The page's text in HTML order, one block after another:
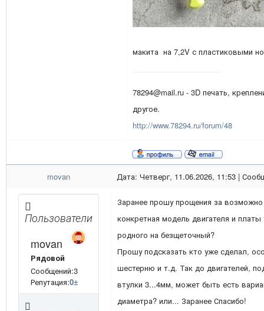
макита на 7,2V с пластиковыми
78294@mail.ru - 3D печать,
другое.
http://www.78294.ru/forum/48
movan Дата: Четверг, 11.06.2026, 11:53 |
Пользователи
movan
Рядовой
Сообщений:3
Репутация:0±
Заранее прошу прощения за
конкретная модель двигателя и
родного на безщеточный?
Прошу подсказать кто уже сделал,
шестерню и т.д. Так до двигателей,
втулки 3...4мм, может быть есть
диаметра? или... Заранее Спасибо!